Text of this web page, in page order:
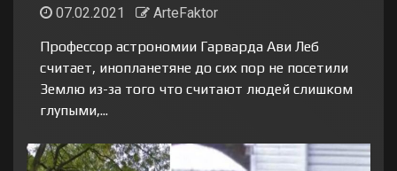
07.02.2021
ArteFaktor
Профессор астрономии Гарварда Ави Леб
считает, инопланетяне до сих пор не посетили
Землю из-за того что считают людей слишком
глупыми,...